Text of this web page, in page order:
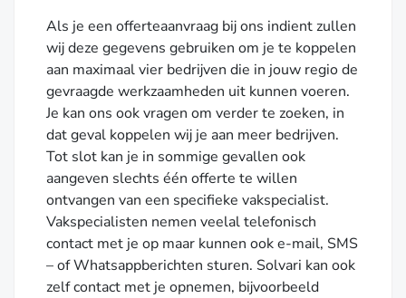
Als je een offerteaanvraag bij ons indient zullen
wij deze gegevens gebruiken om je te koppelen
aan maximaal vier bedrijven die in jouw regio de
gevraagde werkzaamheden uit kunnen voeren.
Je kan ons ook vragen om verder te zoeken, in
dat geval koppelen wij je aan meer bedrijven.
Tot slot kan je in sommige gevallen ook
aangeven slechts één offerte te willen
ontvangen van een specifieke vakspecialist.
Vakspecialisten nemen veelal telefonisch
contact met je op maar kunnen ook e-mail, SMS
– of Whatsappberichten sturen. Solvari kan ook
zelf contact met je opnemen, bijvoorbeeld